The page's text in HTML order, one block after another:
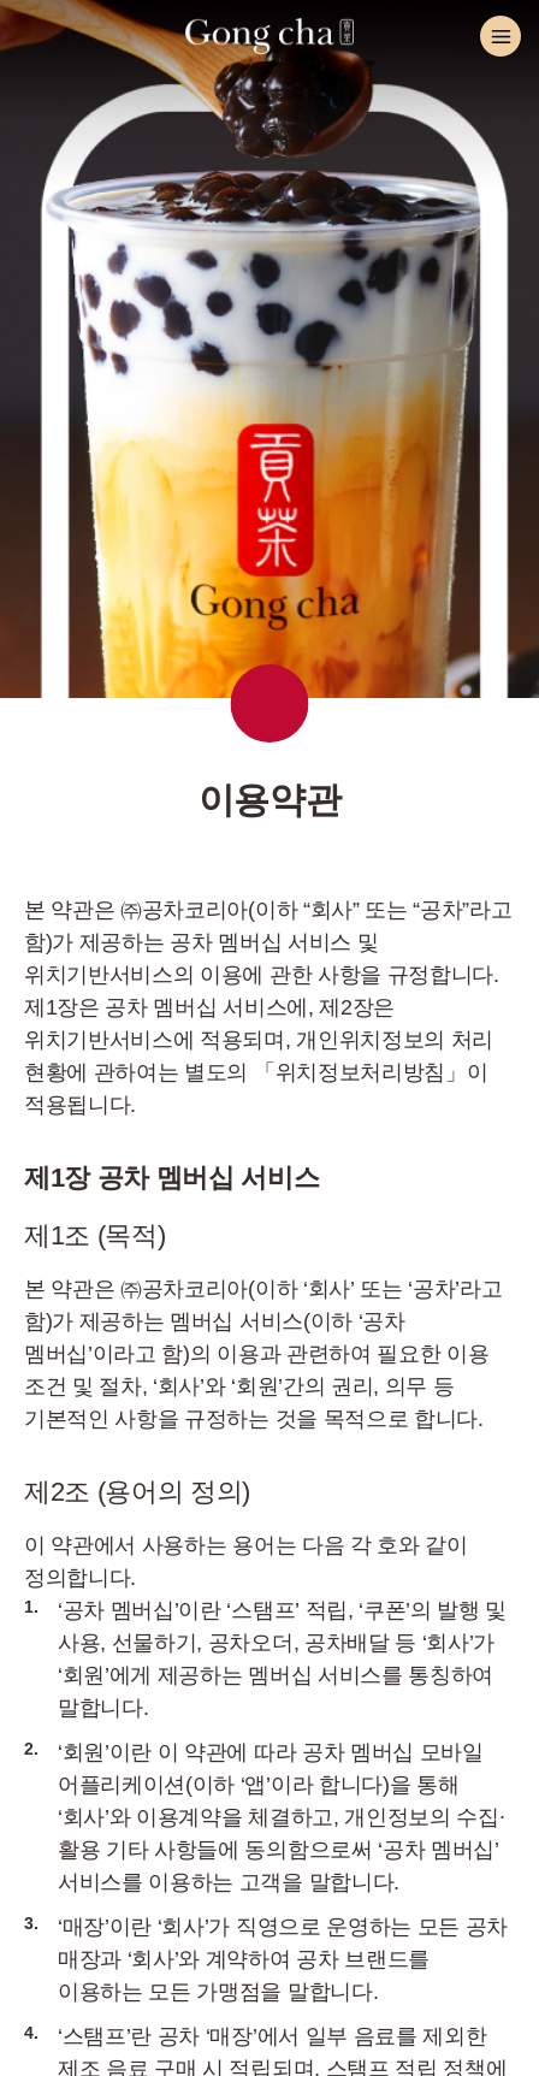
이용약관
본 약관은 ㈜공차코리아(이하 “회사” 또는 “공차”라고
함)가 제공하는 공차 멤버십 서비스 및
위치기반서비스의 이용에 관한 사항을 규정합니다.
제1장은 공차 멤버십 서비스에, 제2장은
위치기반서비스에 적용되며, 개인위치정보의 처리
현황에 관하여는 별도의 「위치정보처리방침」이
적용됩니다.
제1장 공차 멤버십 서비스
제1조 (목적)
본 약관은 ㈜공차코리아(이하 ‘회사’ 또는 ‘공차’라고
함)가 제공하는 멤버십 서비스(이하 ‘공차
멤버십’이라고 함)의 이용과 관련하여 필요한 이용
조건 및 절차, ‘회사’와 ‘회원’간의 권리, 의무 등
기본적인 사항을 규정하는 것을 목적으로 합니다.
제2조 (용어의 정의)
이 약관에서 사용하는 용어는 다음 각 호와 같이
정의합니다.
1.
‘공차 멤버십’이란 ‘스탬프’ 적립, ‘쿠폰’의 발행 및
사용, 선물하기, 공차오더, 공차배달 등 ‘회사’가
‘회원’에게 제공하는 멤버십 서비스를 통칭하여
말합니다.
2.
‘회원’이란 이 약관에 따라 공차 멤버십 모바일
어플리케이션(이하 ‘앱’이라 합니다)을 통해
‘회사’와 이용계약을 체결하고, 개인정보의 수집∙
활용 기타 사항들에 동의함으로써 ‘공차 멤버십’
서비스를 이용하는 고객을 말합니다.
3.
‘매장’이란 ‘회사’가 직영으로 운영하는 모든 공차
매장과 ‘회사’와 계약하여 공차 브랜드를
이용하는 모든 가맹점을 말합니다.
4.
‘스탬프’란 공차 ‘매장’에서 일부 음료를 제외한
제조 음료 구매 시 적립되며, 스탬프 적립 정책에